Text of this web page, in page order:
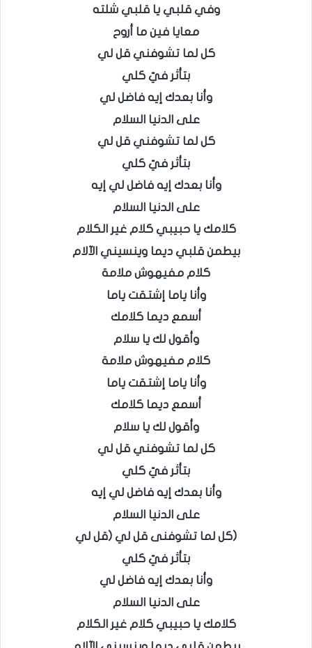
وفي قلبي يا قلبي شلته
معايا فين ما أروح
كل لما تشوفني قل لي
بتأثر فيّ كلي
وأنا بعدك إيه فاضل لي
على الدنيا السلام
كل لما تشوفني قل لي
بتأثر فيّ كلي
وأنا بعدك إيه فاضل لي إيه
على الدنيا السلام
كلامك يا حبيبي كلام غير الكلام
بيطمن قلبي ديما وينسيني الآلام
كلام مفيهوش ملامة
وأنا ياما إشتقت ياما
أسمع ديما كلامك
وأقول لك يا سلام
كلام مفيهوش ملامة
وأنا ياما إشتقت ياما
أسمع ديما كلامك
وأقول لك يا سلام
كل لما تشوفني قل لي
بتأثر فيّ كلي
وأنا بعدك إيه فاضل لي إيه
على الدنيا السلام
(كل لما تشوفنى قل لي (قل لي
بتأثر فيّ كلي
وأنا بعدك إيه فاضل لي
على الدنيا السلام
كلامك يا حبيبي كلام غير الكلام